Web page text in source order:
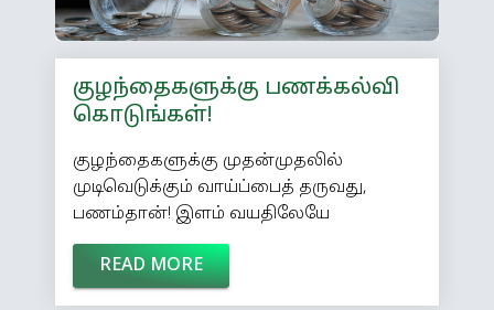
குழந்தைகளுக்கு பணக்கல்வி
கொடுங்கள்!
குழந்தைகளுக்கு முதன்முதலில்
முடிவெடுக்கும் வாய்ப்பைத் தருவது,
பணம்தான்! இளம் வயதிலேயே
பணத்தைக் கையாளும் வழிமுறைகளை
அவர்களுக்குக் கற்றுத் தந்துவிட்டால்,
அவர்கள் சம்பாதிக்கும் நாட்களில்
READ MORE